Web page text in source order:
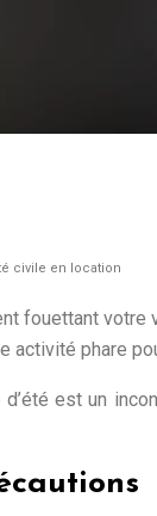
civile en location
fouettant
activité phare
est un